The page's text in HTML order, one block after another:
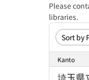
Please
libraries.
Kanto
埼玉県